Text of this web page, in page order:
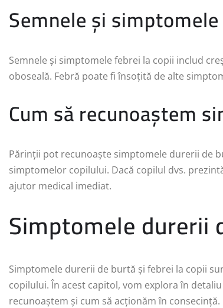
Semnele și
Semnele și simptomele febrei la copii includ
oboseală. Febră poate fi însoțită de alte
Cum să recunoaștem
Părinții pot recunoaște simptomele durerii de
simptomelor copilului. Dacă copilul dvs.
ajutor medical imediat.
Simptomele durerii
Simptomele durerii de burtă și febrei la copii
copilului. În acest capitol, vom explora în
recunoaștem și cum să acționăm în consecință.